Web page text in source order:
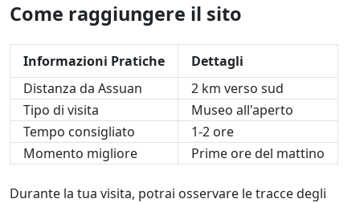
Come raggiungere il sito
Informazioni Pratiche
Dettagli
Distanza da Assuan
2 km verso sud
Tipo di visita
Museo all'aperto
Tempo consigliato
1-2 ore
Momento migliore
Prime ore del mattino
Durante la tua visita, potrai osservare le tracce degli